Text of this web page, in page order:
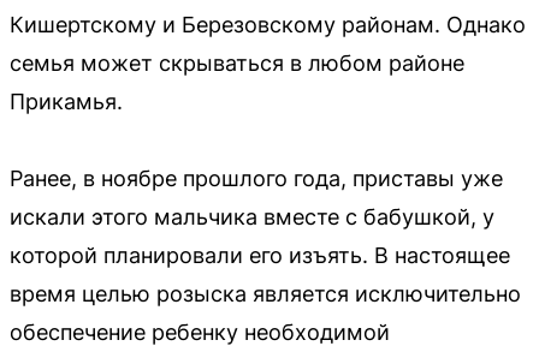
Кишертскому и Березовскому районам. Однако
семья может скрываться в любом районе
Прикамья.
Ранее, в ноябре прошлого года, приставы уже
искали этого мальчика вместе с бабушкой, у
которой планировали его изъять. В настоящее
время целью розыска является исключительно
обеспечение ребенку необходимой